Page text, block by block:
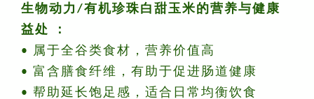
生物动力/有机珍珠白甜玉米的营养与健康
益处 ：
• 属于全谷类食材，营养价值高
• 富含膳食纤维，有助于促进肠道健康
• 帮助延长饱足感，适合日常均衡饮食